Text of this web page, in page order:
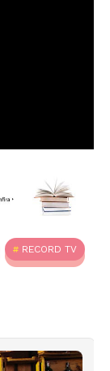
RECORD TV